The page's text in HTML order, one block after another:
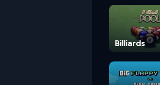
Billiards